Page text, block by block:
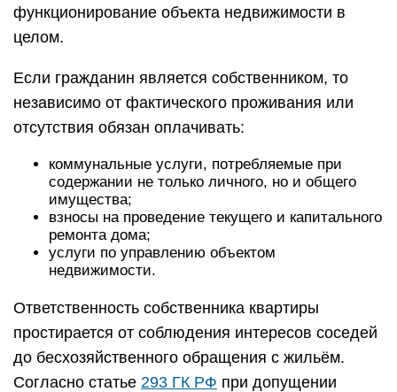
функционирование объекта недвижимости в
целом.
Если гражданин является собственником, то
независимо от фактического проживания или
отсутствия обязан оплачивать:
коммунальные услуги, потребляемые при
содержании не только личного, но и общего
имущества;
взносы на проведение текущего и капитального
ремонта дома;
услуги по управлению объектом
недвижимости.
Ответственность собственника квартиры
простирается от соблюдения интересов соседей
до бесхозяйственного обращения с жильём.
Согласно статье 293 ГК РФ при допущении